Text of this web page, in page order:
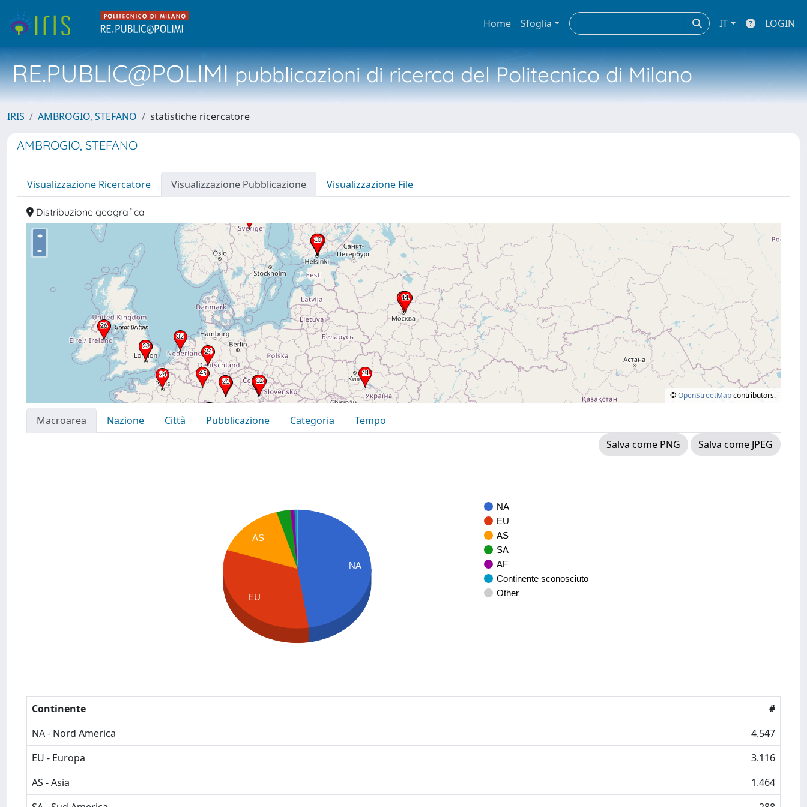
Home Sfoglia IT LOGIN
RE.PUBLIC@POLIMIpubblicazioni di ricerca del Politecnico di Milano
IRIS AMBROGIO, STEFANO statistiche ricercatore
AMBROGIO, STEFANO
Visualizzazione Ricercatore Visualizzazione Pubblicazione Visualizzazione File
Distribuzione geografica
+
–
©OpenStreetMapcontributors.
Macroarea Nazione Città Pubblicazione Categoria
Tempo
Salva come PNG
Salva come JPEG
NA
EU
AS
SA
AF
Continente sconosciuto
Other
NA
AS
EU
Continente
#
NA - Nord America
4.547
EU - Europa
3.116
AS - Asia
1.464